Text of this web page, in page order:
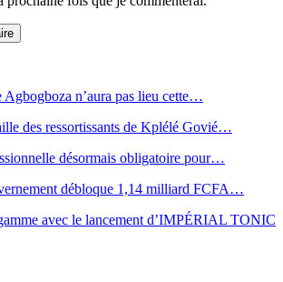
n’aura pas lieu cette…
des ressortissants de Kplélé Govié…
désormais obligatoire pour…
débloque 1,14 milliard FCFA…
avec le lancement d’IMPÉRIAL TONIC